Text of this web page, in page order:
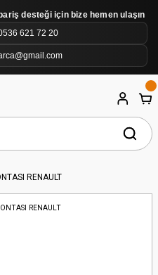
desteği için bize hemen ulaşın
621 72 20
RENAULT